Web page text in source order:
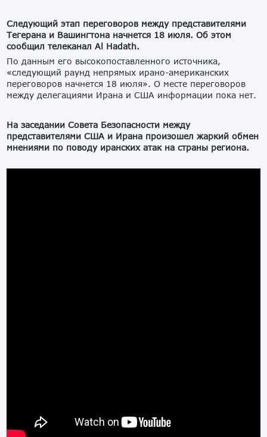
Следующий этап переговоров между представителями
Тегерана и Вашингтона начнется 18 июля. Об этом
сообщил телеканал Al Hadath.
По данным его высокопоставленного источника,
«следующий раунд непрямых ирано-американских
переговоров начнется 18 июля». О месте переговоров
между делегациями Ирана и США информации пока нет.
На заседании Совета Безопасности между
представителями США и Ирана произошел жаркий обмен
мнениями по поводу иранских атак на страны региона.